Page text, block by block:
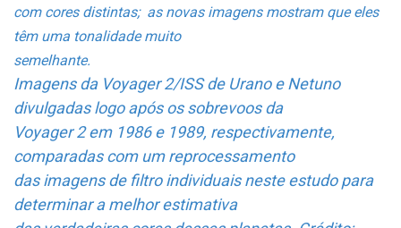
com cores distintas; as novas imagens mostram que eles
têm uma tonalidade muito
semelhante.
Imagens da Voyager 2/ISS de Urano e Netuno
divulgadas logo após os sobrevoos da
Voyager 2 em 1986 e 1989, respectivamente,
comparadas com um reprocessamento
das imagens de filtro individuais neste estudo para
determinar a melhor estimativa